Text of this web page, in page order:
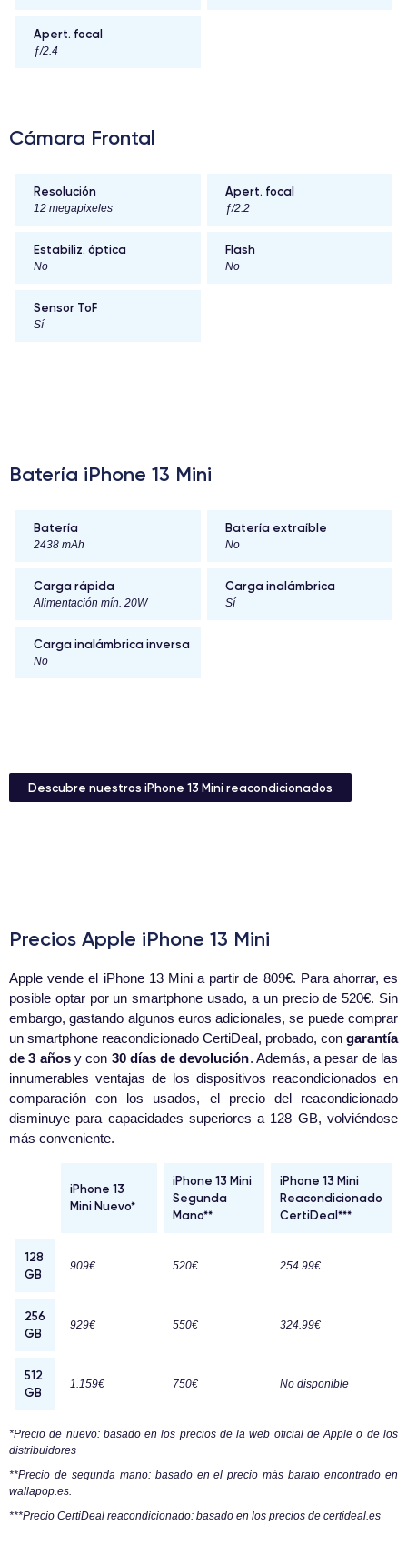
Apert. focal
ƒ/2.4
Cámara Frontal
Resolución
12 megapixeles
Apert. focal
ƒ/2.2
Estabiliz. óptica
No
Flash
No
Sensor ToF
Sí
Batería iPhone 13 Mini
Batería
2438 mAh
Batería extraíble
No
Carga rápida
Alimentación mín. 20W
Carga inalámbrica
Sí
Carga inalámbrica inversa
No
Descubre nuestros iPhone 13 Mini reacondicionados
Precios Apple iPhone 13 Mini
Apple vende el iPhone 13 Mini a partir de 809€. Para ahorrar, es
posible optar por un smartphone usado, a un precio de 520€. Sin
embargo, gastando algunos euros adicionales, se puede comprar
un smartphone reacondicionado CertiDeal, probado, con garantía
de 3 añosy con 30 días de devolución. Además, a pesar de las
innumerables ventajas de los dispositivos reacondicionados en
comparación con los usados, el precio del reacondicionado
disminuye para capacidades superiores a 128 GB, volviéndose
más conveniente.
iPhone 13
Mini Nuevo*
iPhone 13 Mini
Segunda
Mano**
iPhone 13 Mini
Reacondicionado
CertiDeal***
128
GB
909€ 520€ 254.99€
256
GB
929€ 550€ 324.99€
512
GB
1.159€ 750€ No disponible
*Precio de nuevo: basado en los precios de la web oficial de Apple o de los
distribuidores
**Precio de segunda mano: basado en el precio más barato encontrado en
wallapop.es.
***Precio CertiDeal reacondicionado: basado en los precios de certideal.es